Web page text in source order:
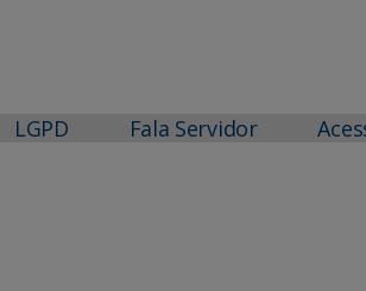
LGPD Fala Servidor